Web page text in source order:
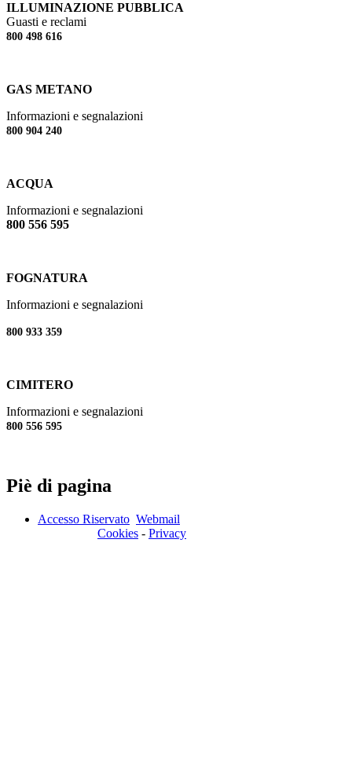
ILLUMINAZIONE PUBBLICA
Guasti e reclami
800 498 616
GAS METANO
Informazioni e segnalazioni
800 904 240
ACQUA
Informazioni e segnalazioni
800 556 595
FOGNATURA
Informazioni e segnalazioni
800 933 359
CIMITERO
Informazioni e segnalazioni
800 556 595
Piè di pagina
Accesso Riservato Webmail
Cookies - Privacy